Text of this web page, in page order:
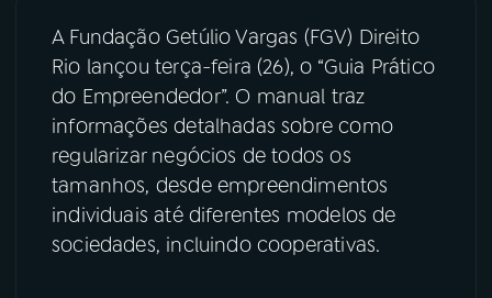
04PROGRAMAS
PODCASTS
06VIDEOCASTS
A Fundação Getúlio Vargas (FGV) Direito
Rio lançou terça-feira (26), o “Guia Prático
do Empreendedor”. O manual traz
informações detalhadas sobre como
regularizar negócios de todos os
tamanhos, desde empreendimentos
individuais até diferentes modelos de
sociedades, incluindo cooperativas.